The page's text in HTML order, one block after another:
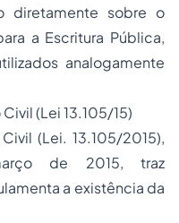
diretamente sobre o
a Escritura Pública,
analogamente
(Lei 13.105/15)
(Lei. 13.105/2015),
de 2015, traz
a existência da